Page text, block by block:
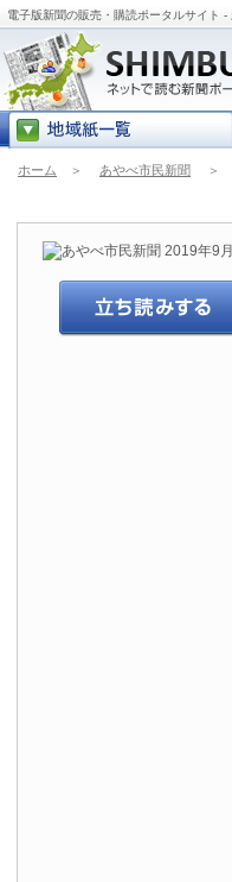
電子版新聞の販売・購読ポータルサイト
ホーム ＞ あやべ市民新聞 ＞